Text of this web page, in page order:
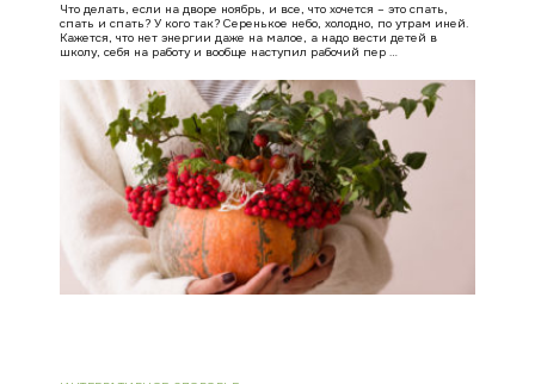
Что делать, если на дворе ноябрь, и все, что хочется – это спать,
спать и спать? У кого так? Серенькое небо, холодно, по утрам иней.
Кажется, что нет энергии даже на малое, а надо вести детей в
школу, себя на работу и вообще наступил рабочий пер …